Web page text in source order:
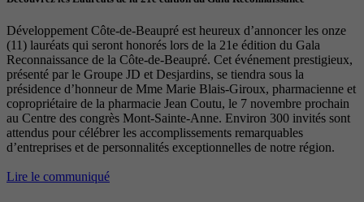
Développement Côte-de-Beaupré est heureux d’annoncer les onze
(11) lauréats qui seront honorés lors de la 21e édition du Gala
Reconnaissance de la Côte-de-Beaupré. Cet événement prestigieux,
présenté par le Groupe JD et Desjardins, se tiendra sous la
présidence d’honneur de Mme Marie Blais-Giroux, pharmacienne et
copropriétaire de la pharmacie Jean Coutu, le 7 novembre prochain
au Centre des congrès Mont-Sainte-Anne. Environ 300 invités sont
attendus pour célébrer les accomplissements remarquables
d’entreprises et de personnalités exceptionnelles de notre région.
Lire le communiqué